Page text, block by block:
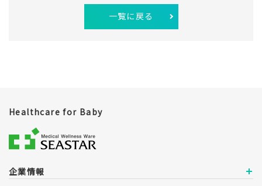
一覧に戻る
Healthcare for Baby
企業情報